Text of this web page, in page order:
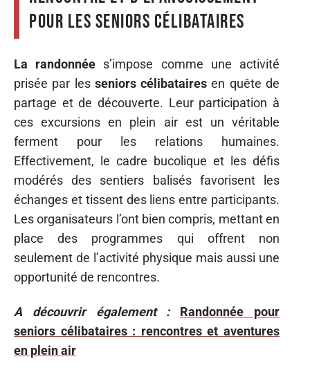
pour les seniors célibataires
La randonnée s’impose comme une activité
prisée par les seniors célibataires en quête de
partage et de découverte. Leur participation à
ces excursions en plein air est un véritable
ferment pour les relations humaines.
Effectivement, le cadre bucolique et les défis
modérés des sentiers balisés favorisent les
échanges et tissent des liens entre participants.
Les organisateurs l’ont bien compris, mettant en
place des programmes qui offrent non
seulement de l’activité physique mais aussi une
opportunité de rencontres.
A découvrir également :
Randonnée pour
seniors célibataires : rencontres et aventures
en plein air